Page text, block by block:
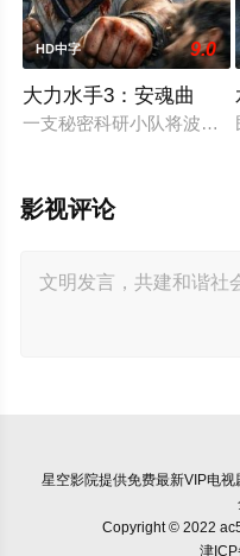
HD中字 9.0
大力水手3：安魂曲
一支秘密科研小队将波派
影视评论
星空影院提供免费最新VIP电
Copyright © 2022
津